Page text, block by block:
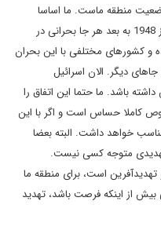
منطقه ماست. ما اساسا
اسرائیل را به عنوان یک تهدید می‌شناسیم. از 1948 به بعد هر جا بحرانی در
و کشورهای مختلفی با این بحران
دیگر. الان اسرائیل
باشد. ما حتما این اتفاق را
کاملا حساس است و اگر با این
خواهد داشت. البته بعضا
متوجه کسی نیست.
است، برای منطقه ما
بیش از اینکه فرصت باشد، تهدید